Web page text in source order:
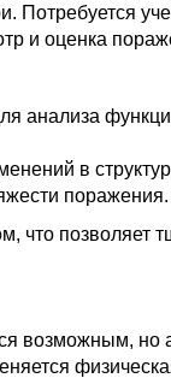
Потребуется
и оценка
анализа
в
поражения.
что позволяет
возможным, но